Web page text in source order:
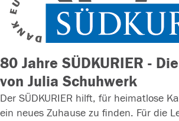
80 Jahre SÜDKURIER -
von Julia Schuhwerk
Der SÜDKURIER hilft, für heimatlose
ein neues Zuhause zu finden. Für die